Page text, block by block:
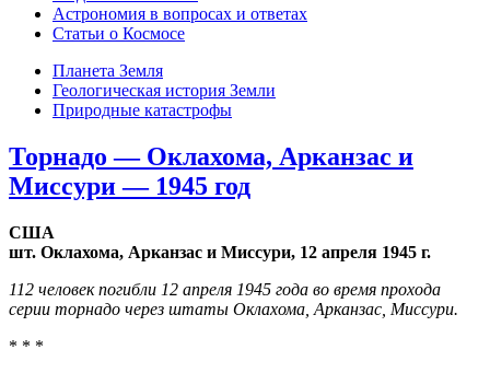
Астрономия в вопросах и ответах
Cтатьи о Космосе
Планета Земля
Геологическая история Земли
Природные катастрофы
Торнадо — Оклахома, Арканзас и
Миссури — 1945 год
США
шт. Оклахома, Арканзас и Миссури, 12 апреля 1945 г.
112 человек погибли 12 апреля 1945 года во время прохода
серии торнадо через штаты Оклахома, Арканзас, Миссури.
* * *